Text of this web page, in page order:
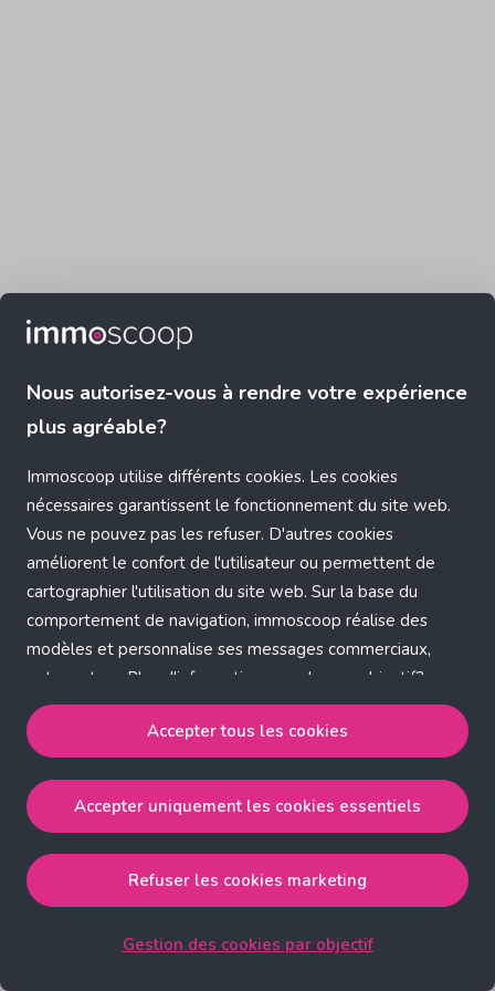
Nous autorisez-vous à rendre votre expérience
plus agréable?
Immoscoop utilise différents cookies. Les cookies
nécessaires garantissent le fonctionnement du site web.
Vous ne pouvez pas les refuser. D'autres cookies
améliorent le confort de l'utilisateur ou permettent de
cartographier l'utilisation du site web. Sur la base du
comportement de navigation, immoscoop réalise des
modèles et personnalise ses messages commerciaux,
entre autres. Plus d'informations sur chaque objectif?
Cliquez sur 'Gestion des cookies par objectif'.
Notre politique de cookies
Accepter tous les cookies
strictement nécessaires, performance, fonctionnalité et
publicité ciblée.
Accepter uniquement les cookies essentielsaccepte
les cookies strictement nécessaires.
Accepter tous les cookies
Accepter uniquement les cookies essentiels
Refuser les cookies marketing
Gestion des cookies par objectif
Application error: a client-side exception has occurred (see the
browser console for more information)